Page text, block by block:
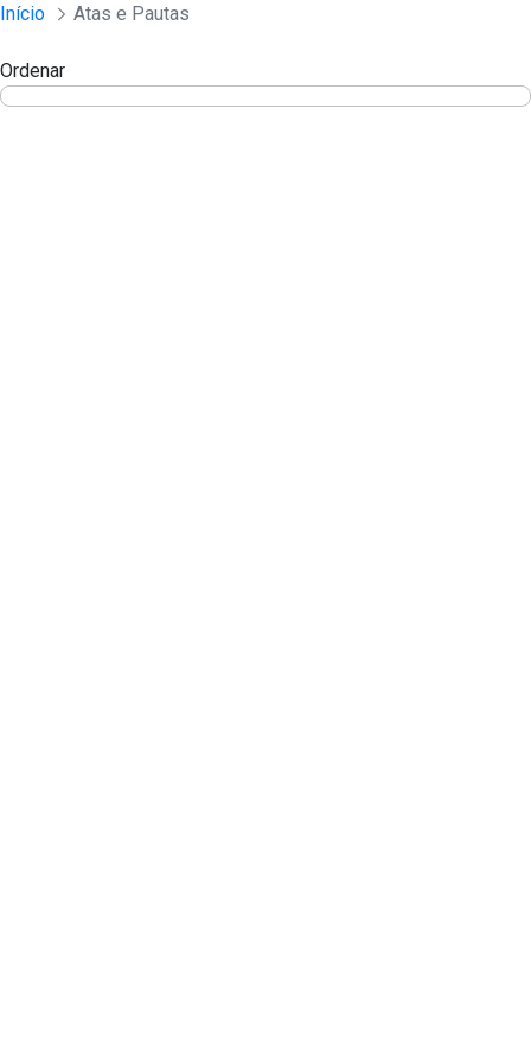
Pular para o Conteúdo principal
Civeis - Listagem de arquivos
Início Atas e Pautas
Ordenar